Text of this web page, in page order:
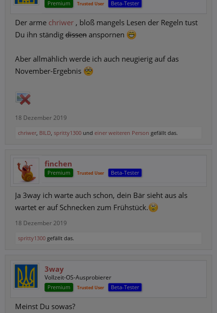
Premium Trusted User Beta-Tester
Der arme chriwer , bloß mangels Lesen der Regeln tust
Du ihn ständig dissen anspornen
Aber allmählich werde ich auch neugierig auf das
November-Ergebnis
18 Dezember 2019
chriwer, BILD, spritty1300 und einer weiteren Person gefällt das.
finchen
Premium Trusted User Beta-Tester
Ja 3way ich warte auch schon, dein Bär sieht aus als
wartet er auf Schnecken zum Frühstück.
18 Dezember 2019
spritty1300 gefällt das.
3way
Vollzeit-OS-Ausprobierer
Premium Trusted User Beta-Tester
Meinst Du sowas?